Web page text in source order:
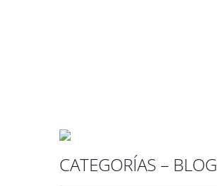
CATEGORÍAS – BLOG